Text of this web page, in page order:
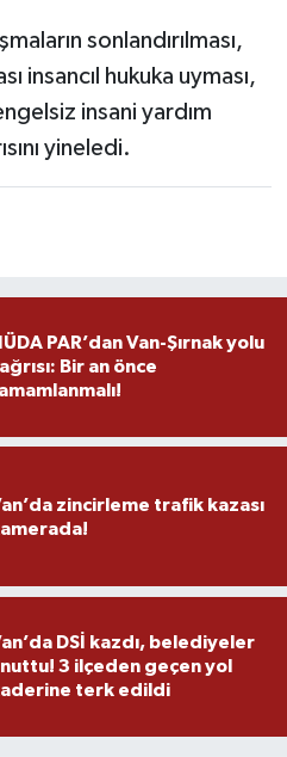
sonlandırılması,
insancıl hukuka uyması,
insani yardım
yineledi.
PAR’dan Van-Şırnak yolu
Bir an önce
zincirleme trafik kazası
DSİ kazdı, belediyeler
3 ilçeden geçen yol
terk edildi